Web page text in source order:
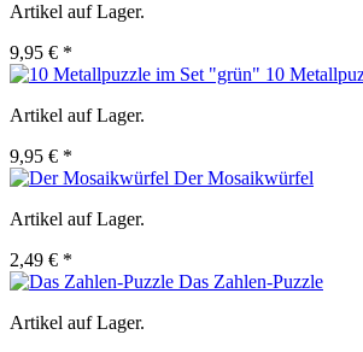
Artikel auf Lager.
9,95 € *
10
Artikel auf Lager.
9,95 € *
Der Mosaikwürfel
Artikel auf Lager.
2,49 € *
Das Zahlen-Puzzle
Artikel auf Lager.